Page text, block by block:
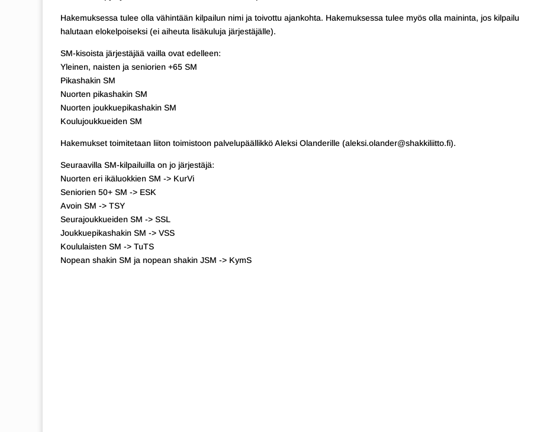
Hakemuksessa tulee olla vähintään kilpailun nimi ja toivottu ajankohta. Hakemuksessa tulee myös olla maininta, jos kilpailu
halutaan elokelpoiseksi (ei aiheuta lisäkuluja järjestäjälle).
SM-kisoista järjestäjää vailla ovat edelleen:
Yleinen, naisten ja seniorien +65 SM
Pikashakin SM
Nuorten pikashakin SM
Nuorten joukkuepikashakin SM
Koulujoukkueiden SM
Hakemukset toimitetaan liiton toimistoon palvelupäällikkö Aleksi Olanderille (aleksi.olander@shakkiliitto.fi).
Seuraavilla SM-kilpailuilla on jo järjestäjä:
Nuorten eri ikäluokkien SM -> KurVi
Seniorien 50+ SM -> ESK
Avoin SM -> TSY
Seurajoukkueiden SM -> SSL
Joukkuepikashakin SM -> VSS
Koululaisten SM -> TuTS
Nopean shakin SM ja nopean shakin JSM -> KymS